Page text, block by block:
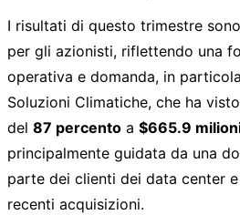
I risultati di questo trimestre
per gli azionisti, riflettendo una
operativa e domanda, in
Soluzioni Climatiche, che ha
del 87 percento a $665.9
principalmente guidata da una
parte dei clienti dei data center
recenti acquisizioni.